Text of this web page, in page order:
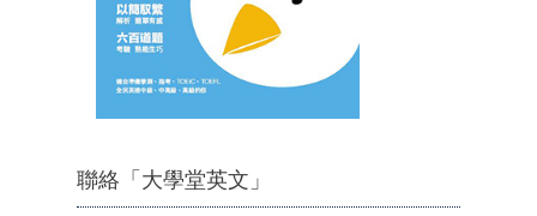
聯絡「大學堂英文」